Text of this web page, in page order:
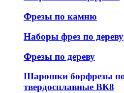
Фрезы по камню
Наборы фрез по дереву
Фрезы по дереву
Шарошки борфрезы
твердосплавные ВК8